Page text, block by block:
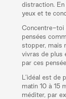
distraction.
yeux et te
Concentre-toi
pensées
stopper, mais
vivras de plus
par ces
L’idéal est
matin 10 à 15
méditer, par